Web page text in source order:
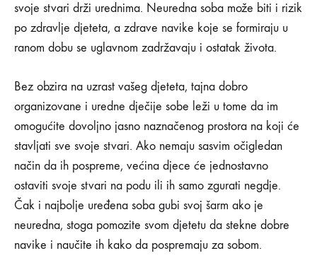
11/11/2019
SHARE
NEMA
KOMENTARA
NA
SMANJITI
NERED
DJEČIJOJ
SOBI?
svoje stvari drži urednima. Neuredna soba može biti i rizik
po zdravlje djeteta, a zdrave navike koje se formiraju u
ranom dobu se uglavnom zadržavaju i ostatak života.
Bez obzira na uzrast vašeg djeteta, tajna dobro
organizovane i uredne dječije sobe leži u tome da im
omogućite dovoljno jasno naznačenog prostora na koji će
stavljati sve svoje stvari. Ako nemaju sasvim očigledan
način da ih pospreme, većina djece će jednostavno
ostaviti svoje stvari na podu ili ih samo zgurati negdje.
Čak i najbolje uređena soba gubi svoj šarm ako je
neuredna, stoga pomozite svom djetetu da stekne dobre
navike i naučite ih kako da pospremaju za sobom.